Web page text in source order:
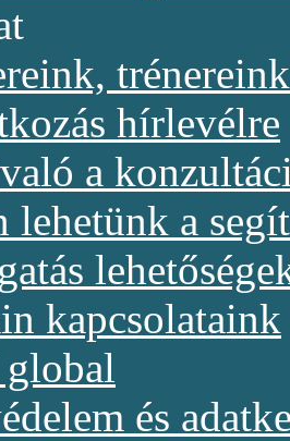
trénereink
hírlevélre
a
lehetünk a
kapcsolataink
és